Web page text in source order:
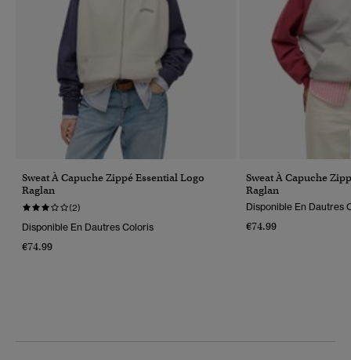
Sweat À Capuche Zippé Essential Logo
Raglan
(2)
Disponible En Dautres Coloris
€74.99
Sweat À Capuche
Raglan
Disponible En Dautres
€74.99